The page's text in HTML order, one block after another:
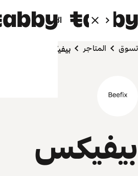
الأفراد الشركاء
تسوق المتاجر بيفيكس
بيفيكس